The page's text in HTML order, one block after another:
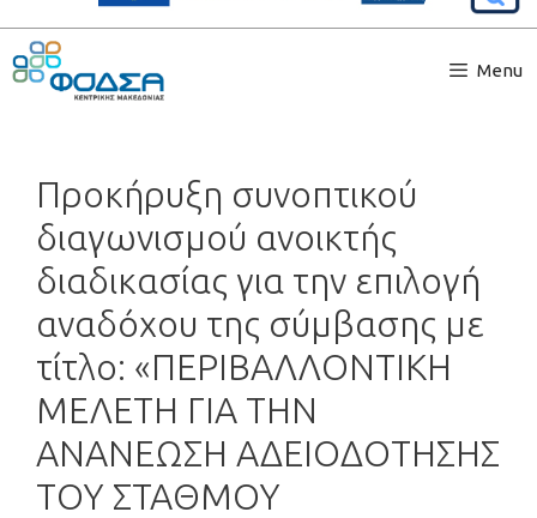
Menu
Προκήρυξη συνοπτικού
διαγωνισμού ανοικτής
διαδικασίας για την επιλογή
αναδόχου της σύμβασης με
τίτλο: «ΠΕΡΙΒΑΛΛΟΝΤΙΚΗ
ΜΕΛΕΤΗ ΓΙΑ ΤΗΝ
ΑΝΑΝΕΩΣΗ ΑΔΕΙΟΔΟΤΗΣΗΣ
ΤΟΥ ΣΤΑΘΜΟΥ